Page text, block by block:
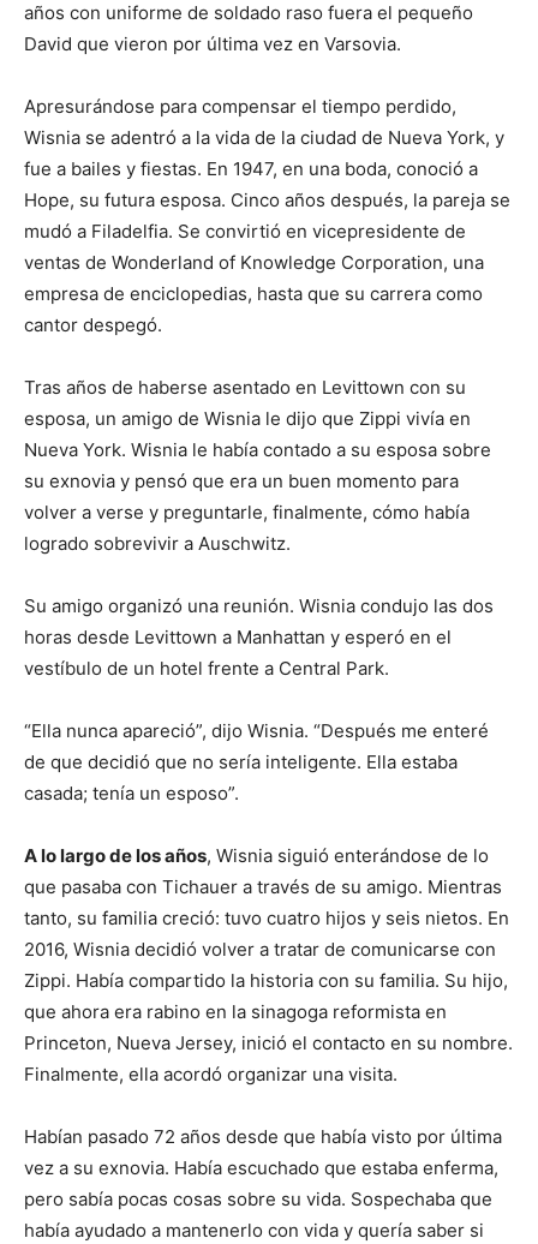
años con uniforme de soldado raso fuera el pequeño
David que vieron por última vez en Varsovia.
Apresurándose para compensar el tiempo perdido,
Wisnia se adentró a la vida de la ciudad de Nueva York, y
fue a bailes y fiestas. En 1947, en una boda, conoció a
Hope, su futura esposa. Cinco años después, la pareja se
mudó a Filadelfia. Se convirtió en vicepresidente de
ventas de Wonderland of Knowledge Corporation, una
empresa de enciclopedias, hasta que su carrera como
cantor despegó.
Tras años de haberse asentado en Levittown con su
esposa, un amigo de Wisnia le dijo que Zippi vivía en
Nueva York. Wisnia le había contado a su esposa sobre
su exnovia y pensó que era un buen momento para
volver a verse y preguntarle, finalmente, cómo había
logrado sobrevivir a Auschwitz.
Su amigo organizó una reunión. Wisnia condujo las dos
horas desde Levittown a Manhattan y esperó en el
vestíbulo de un hotel frente a Central Park.
“Ella nunca apareció”, dijo Wisnia. “Después me enteré
de que decidió que no sería inteligente. Ella estaba
casada; tenía un esposo”.
A lo largo de los años, Wisnia siguió enterándose de lo
que pasaba con Tichauer a través de su amigo. Mientras
tanto, su familia creció: tuvo cuatro hijos y seis nietos. En
2016, Wisnia decidió volver a tratar de comunicarse con
Zippi. Había compartido la historia con su familia. Su hijo,
que ahora era rabino en la sinagoga reformista en
Princeton, Nueva Jersey, inició el contacto en su nombre.
Finalmente, ella acordó organizar una visita.
Habían pasado 72 años desde que había visto por última
vez a su exnovia. Había escuchado que estaba enferma,
pero sabía pocas cosas sobre su vida. Sospechaba que
había ayudado a mantenerlo con vida y quería saber si